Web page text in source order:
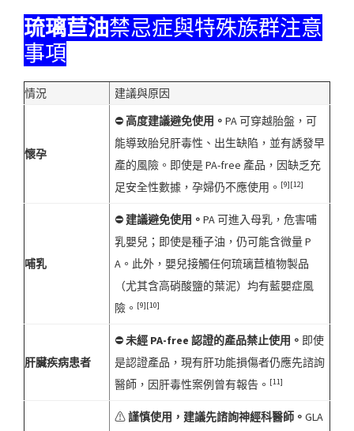
琉璃苣油禁忌症與特殊族群注意
事項
情況 建議與原因
懷孕
⛔高度建議避免使用。 PA 可穿越胎盤，可
能導致胎兒肝毒性、出生缺陷，並有誘發早
產的風險。即使是 PA-free 產品，因缺乏充
足安全性數據，孕婦仍不應使用。 [9][12]
哺乳
⛔ 建議避免使用。 PA 可進入母乳，危害哺
乳嬰兒；即使是種子油，仍可能含微量 P
A。此外，嬰兒接觸任何琉璃苣植物製品
（尤其含高硝酸鹽的葉泥）均有藍嬰症風
險。 [9][10]
肝臟疾病患者
⛔未經 PA-free 認證的產品禁止使用。 即使
是認證產品，現有肝功能損傷者仍應先諮詢
醫師，因肝毒性案例曾有報告。 [11]
⚠謹慎使用，建議先諮詢神經科醫師。 GLA